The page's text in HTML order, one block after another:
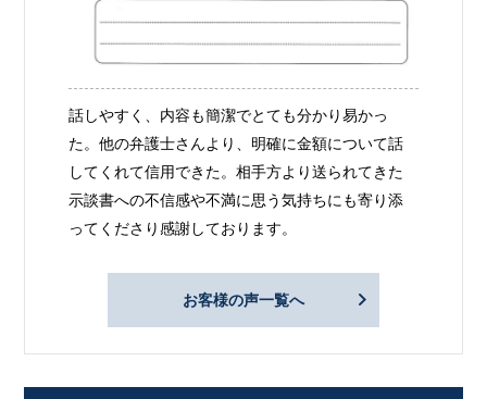
話しやすく、内容も簡潔でとても分かり易かっ
た。他の弁護士さんより、明確に金額について話
してくれて信用できた。相手方より送られてきた
示談書への不信感や不満に思う気持ちにも寄り添
ってくださり感謝しております。
お客様の声一覧へ